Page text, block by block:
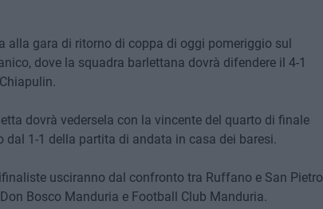
alla gara di ritorno di coppa di oggi pomeriggio sul
dove la squadra barlettana dovrà difendere il 4-1
dovrà vedersela con la vincente del quarto di finale
1-1 della partita di andata in casa dei baresi.
usciranno dal confronto tra Ruffano e San Pietro
Bosco Manduria e Football Club Manduria.